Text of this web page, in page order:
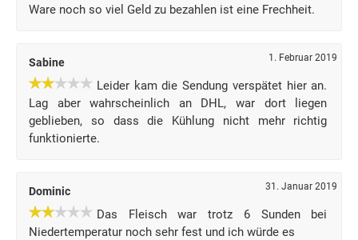
Ware noch so viel Geld zu bezahlen ist eine Frechheit.
Sabine 1. Februar 2019
Leider kam die Sendung verspätet hier an.
Lag aber wahrscheinlich an DHL, war dort liegen
geblieben, so dass die Kühlung nicht mehr richtig
funktionierte.
Dominic 31. Januar 2019
Das Fleisch war trotz 6 Sunden bei
Niedertemperatur noch sehr fest und ich würde es